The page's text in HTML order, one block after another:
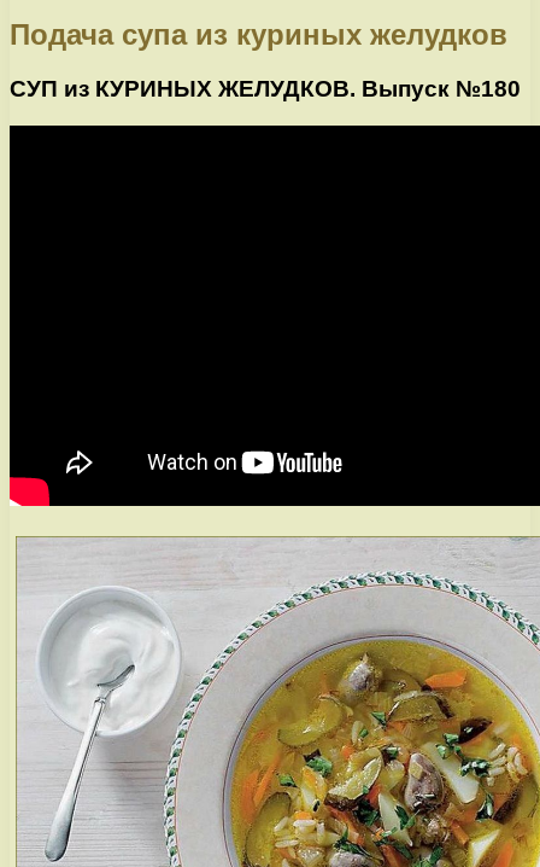
Подача супа из куриных желудков
СУП из КУРИНЫХ ЖЕЛУДКОВ. Выпуск №180